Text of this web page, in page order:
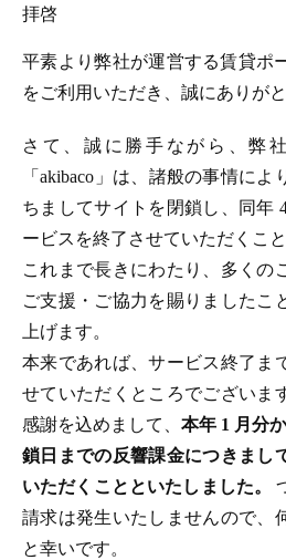
拝啓
平素より弊社が運営する賃貸ポ
をご利用いただき、誠にありが
さて、誠に勝手ながら、弊
「akibaco」は、諸般の事情によ
ちましてサイトを閉鎖し、同年
ービスを終了させていただくこ
これまで長きにわたり、多くの
ご支援・ご協力を賜りましたこ
上げます。
本来であれば、サービス終了ま
せていただくところでございま
感謝を込めまして、 本年 1 月分
鎖日までの反響課金につきまし
いただくことといたしました。
請求は発生いたしませんので、
と幸いです。